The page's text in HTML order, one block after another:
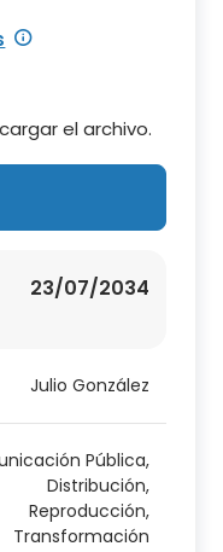
el archivo.
23/07/2034
Julio González
Pública,
Distribución,
Reproducción,
Transformación